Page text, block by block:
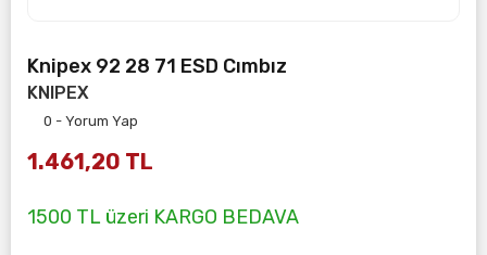
Knipex 92 28 71 ESD Cımbız
KNIPEX
0 - Yorum Yap
1.461,20 TL
1500 TL üzeri KARGO BEDAVA